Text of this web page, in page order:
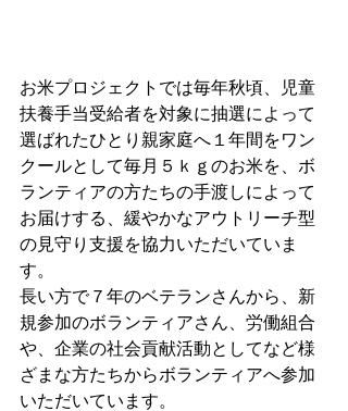
お米プロジェクトでは毎年秋頃、児童
扶養手当受給者を対象に抽選によって
選ばれたひとり親家庭へ１年間をワン
クールとして毎月５ｋｇのお米を、ボ
ランティアの方たちの手渡しによって
お届けする、緩やかなアウトリーチ型
の見守り支援を協力いただいていま
す。
長い方で７年のベテランさんから、新
規参加のボランティアさん、労働組合
や、企業の社会貢献活動としてなど様
ざまな方たちからボランティアへ参加
いただいています。